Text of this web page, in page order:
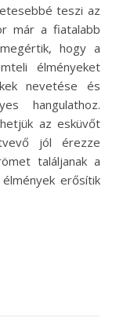
teszi az
már a fiatalabb
hogy a
élményeket
nevetése és
hangulathoz.
az esküvőt
jól érezze
találjanak a
erősítik